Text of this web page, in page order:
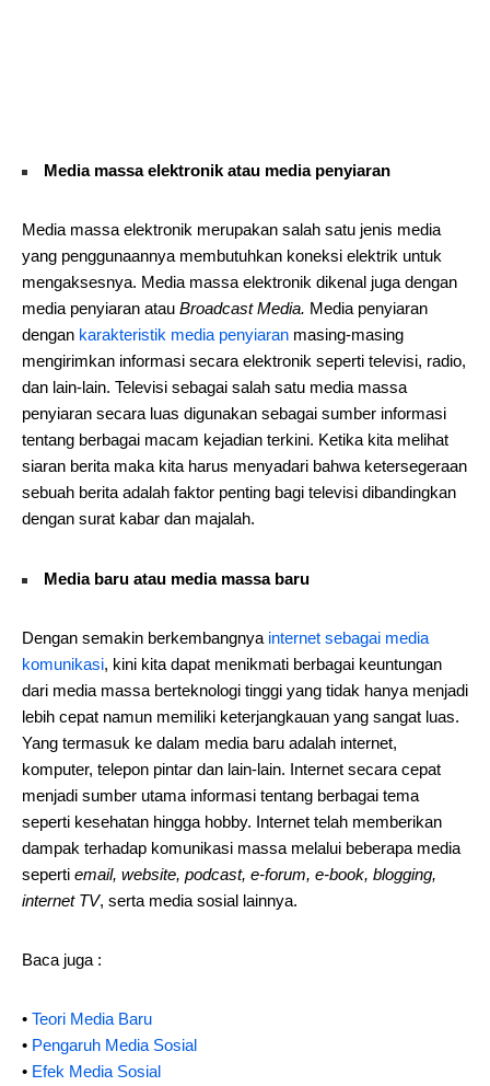
Media massa elektronik atau media penyiaran
Media massa elektronik merupakan salah satu jenis media
yang penggunaannya membutuhkan koneksi elektrik untuk
mengaksesnya. Media massa elektronik dikenal juga dengan
media penyiaran atau Broadcast Media. Media penyiaran
dengan karakteristik media penyiaran masing-masing
mengirimkan informasi secara elektronik seperti televisi, radio,
dan lain-lain. Televisi sebagai salah satu media massa
penyiaran secara luas digunakan sebagai sumber informasi
tentang berbagai macam kejadian terkini. Ketika kita melihat
siaran berita maka kita harus menyadari bahwa ketersegeraan
sebuah berita adalah faktor penting bagi televisi dibandingkan
dengan surat kabar dan majalah.
Media baru atau media massa baru
Dengan semakin berkembangnya internet sebagai media
komunikasi, kini kita dapat menikmati berbagai keuntungan
dari media massa berteknologi tinggi yang tidak hanya menjadi
lebih cepat namun memiliki keterjangkauan yang sangat luas.
Yang termasuk ke dalam media baru adalah internet,
komputer, telepon pintar dan lain-lain. Internet secara cepat
menjadi sumber utama informasi tentang berbagai tema
seperti kesehatan hingga hobby. Internet telah memberikan
dampak terhadap komunikasi massa melalui beberapa media
seperti email, website, podcast, e-forum, e-book, blogging,
internet TV, serta media sosial lainnya.
Baca juga :
• Teori Media Baru
• Pengaruh Media Sosial
• Efek Media Sosial